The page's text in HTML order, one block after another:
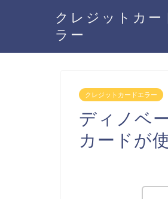
クレジットカー
ラー
クレジットカードエラー
ディノベ
カードが